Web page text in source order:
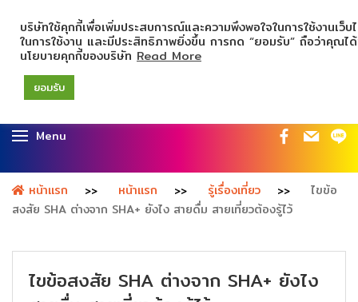
Menu
หน้าแรก หน้าแรก รู้เรื่องเที่ยว
ไขข้อ
สงสัย SHA ต่างจาก SHA+ ยังไง สายดื่ม สายเที่ยวต้องรู้ไว้
ไขข้อสงสัย SHA ต่างจาก SHA+ ยังไง
บริษัทใช้คุกกี้เพื่อเพิ่มประสบการณ์และความพึงพอใจในการใช้งานเว็
ในการใช้งาน และมีประสิทธิภาพยิ่งขึ้น การกด “ยอมรับ” ถือว่าคุณไ
นโยบายคุกกี้ของบริษัท Read More
ยอมรับ